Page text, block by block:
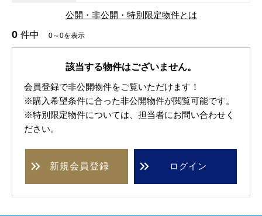
公開・非公開・特別限定物件とは
0 件中 0～0を表示
該当する物件はございません。
会員登録で非公開物件をご覧いただけます！
※購入希望条件に合った非公開物件が閲覧可能です。
※特別限定物件については、担当者にお問い合わせく
ださい。
新規会員登録 ログイン